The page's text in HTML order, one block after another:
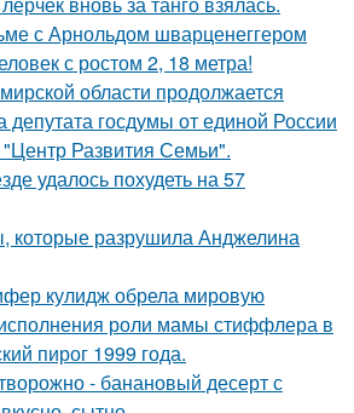
с Арнольдом шварценеггером
с ростом 2, 18 метра!
области продолжается
депутата госдумы от единой России
Развития Семьи".
удалось похудеть на 57
разрушила Анджелина
кулидж обрела мировую
исполнения роли мамы стиффлера в
пирог 1999 года.
- банановый десерт с